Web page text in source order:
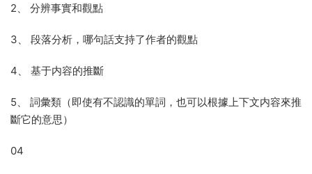
2、 分辨事實和觀點
3、 段落分析，哪句話支持了作者的觀點
4、 基于内容的推斷
5、 詞彙類（即使有不認識的單詞，也可以根據上下文内容來推
斷它的意思）
04